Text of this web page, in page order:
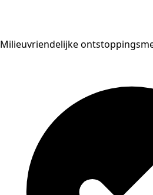
Milieuvriendelijke